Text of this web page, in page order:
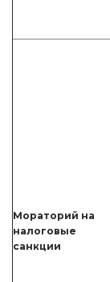
Мораторий на
налоговые
санкции